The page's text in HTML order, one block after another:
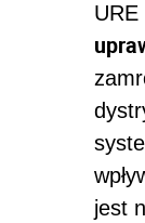
URE
jest